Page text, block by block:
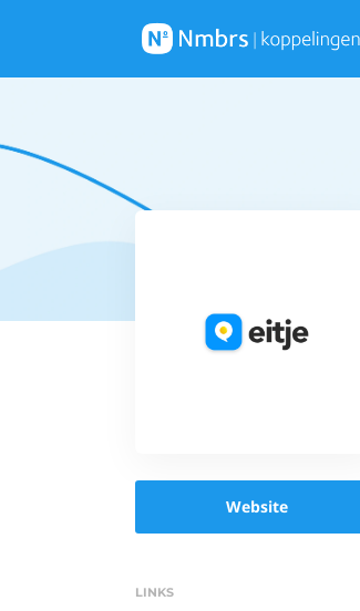
Website
LINKS